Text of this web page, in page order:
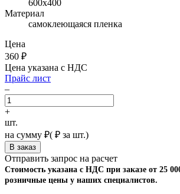
600х400
Материал
самоклеющаяся пленка
Цена
360 ₽
Цена указана с НДС
Прайс лист
–
+
шт.
на сумму ₽( ₽ за шт.)
Отправить запрос на расчет
Стоимость указана с НДС при заказе от 25
розничные цены у наших специалистов.